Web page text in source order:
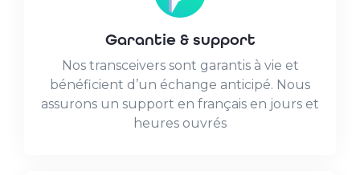
Garantie & support
Nos transceivers sont garantis à vie et
bénéficient d’un échange anticipé. Nous
assurons un support en français en jours et
heures ouvrés